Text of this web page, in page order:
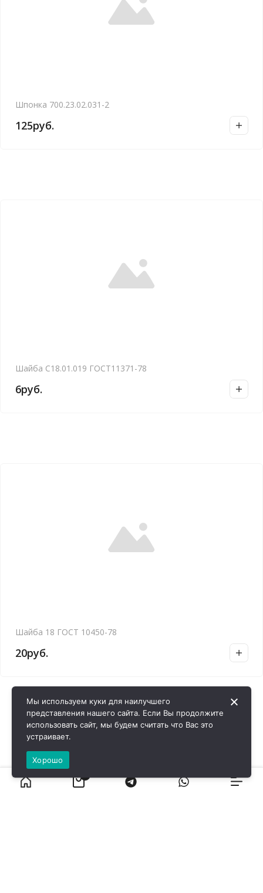
Шпонка 700.23.02.031-2
125руб.
Шайба С18.01.019 ГОСТ11371-78
6руб.
Шайба 18 ГОСТ 10450-78
20руб.
Мы используем куки для наилучшего
представления нашего сайта. Если Вы продолжите
использовать сайт, мы будем считать что Вас это
устраивает.
Хорошо